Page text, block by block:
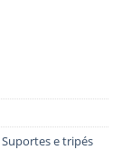
Suportes e tripés